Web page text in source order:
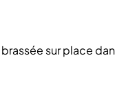
sur place